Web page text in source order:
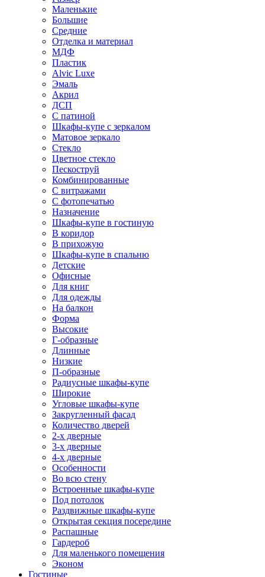
Маленькие
Большие
Средние
Отделка и материал
МДФ
Пластик
Alvic Luxe
Эмаль
Акрил
ДСП
С патиной
Шкафы-купе с зеркалом
Матовое зеркало
Стекло
Цветное стекло
Пескоструй
Комбинированные
С витражами
С фотопечатью
Назначение
Шкафы-купе в гостиную
В коридор
В прихожую
Шкафы-купе в спальню
Детские
Офисные
Для книг
Для одежды
На балкон
Форма
Высокие
Г-образные
Длинные
Низкие
П-образные
Радиусные шкафы-купе
Широкие
Угловые шкафы-купе
Закругленный фасад
Количество дверей
2-х дверные
3-х дверные
4-х дверные
Особенности
Во всю стену
Встроенные шкафы-купе
Под потолок
Раздвижные шкафы-купе
Открытая секция посередине
Распашные
Гардероб
Для маленького помещения
Эконом
Гостиные